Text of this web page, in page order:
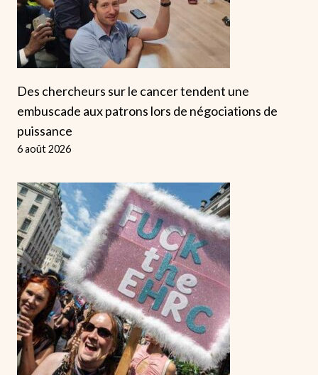
Des chercheurs sur le cancer tendent une
embuscade aux patrons lors de négociations de
puissance
6 août 2026